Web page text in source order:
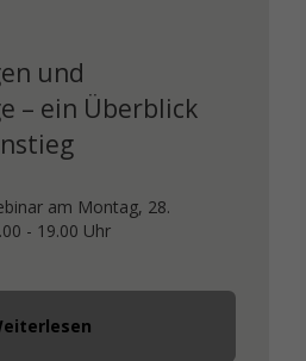
und
– ein Überblick
am Montag, 28.
- 19.00 Uhr